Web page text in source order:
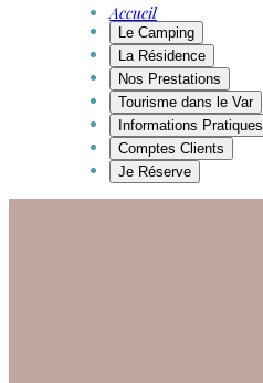
Accueil
Le Camping
La Résidence
Nos Prestations
Tourisme dans le Var
Informations Pratiques
Comptes Clients
Je Réserve